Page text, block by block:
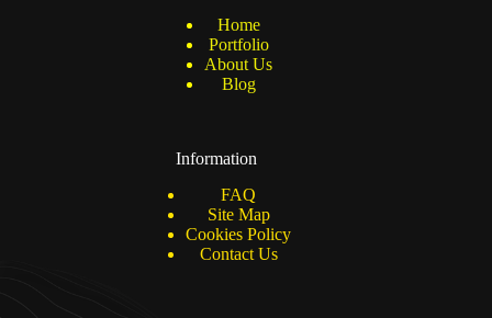
Home
Portfolio
About Us
Blog
Information
FAQ
Site Map
Cookies Policy
Contact Us